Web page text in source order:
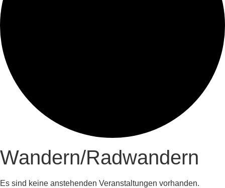
Wandern/Radwandern
Es sind keine anstehenden Veranstaltungen vorhanden.